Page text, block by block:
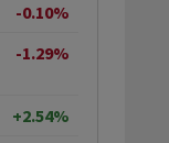
-0.10%
-1.29%
+2.54%